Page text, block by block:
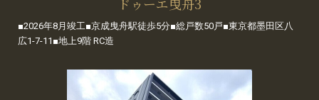
■2026年8月竣工■京成曳舟駅徒歩5分■総戸数50戸■東京都墨田区八
広1-7-11■地上9階 RC造